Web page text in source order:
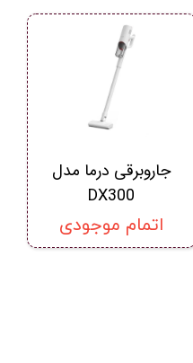
جاروبرقی درما مدل
DX300
اتمام موجودی